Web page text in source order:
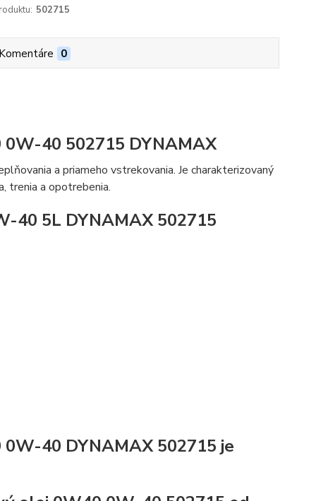
502715
Komentáre 0
40 502715 DYNAMAX
a priameho vstrekovania. Je charakterizovaný
trenia a opotrebenia.
40 5L DYNAMAX 502715
40 DYNAMAX 502715 je